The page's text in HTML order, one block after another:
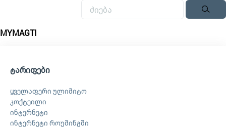
MYMAGTI
ტარიფები
ყველაფერი ულიმიტო
კოქტეილი
ინტერნეტი
ინტერნეტი როუმინგში